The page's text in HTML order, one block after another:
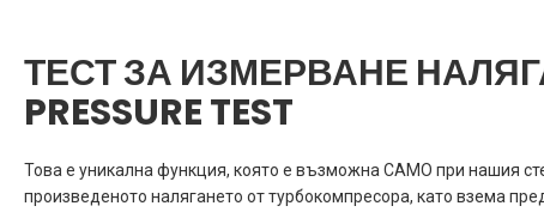
ТЕСТ ЗА ИЗМЕРВАНЕ
PRESSURE TEST
Това е уникална функция, която е възможна САМО при нашия
произведеното налягането от турбокомпресора, като взема